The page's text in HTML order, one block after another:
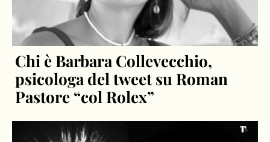
Chi è Barbara Collevecchio,
psicologa del tweet su Roman
Pastore “col Rolex”